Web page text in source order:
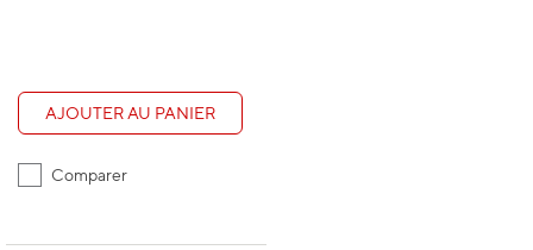
AJOUTER AU PANIER
Comparer